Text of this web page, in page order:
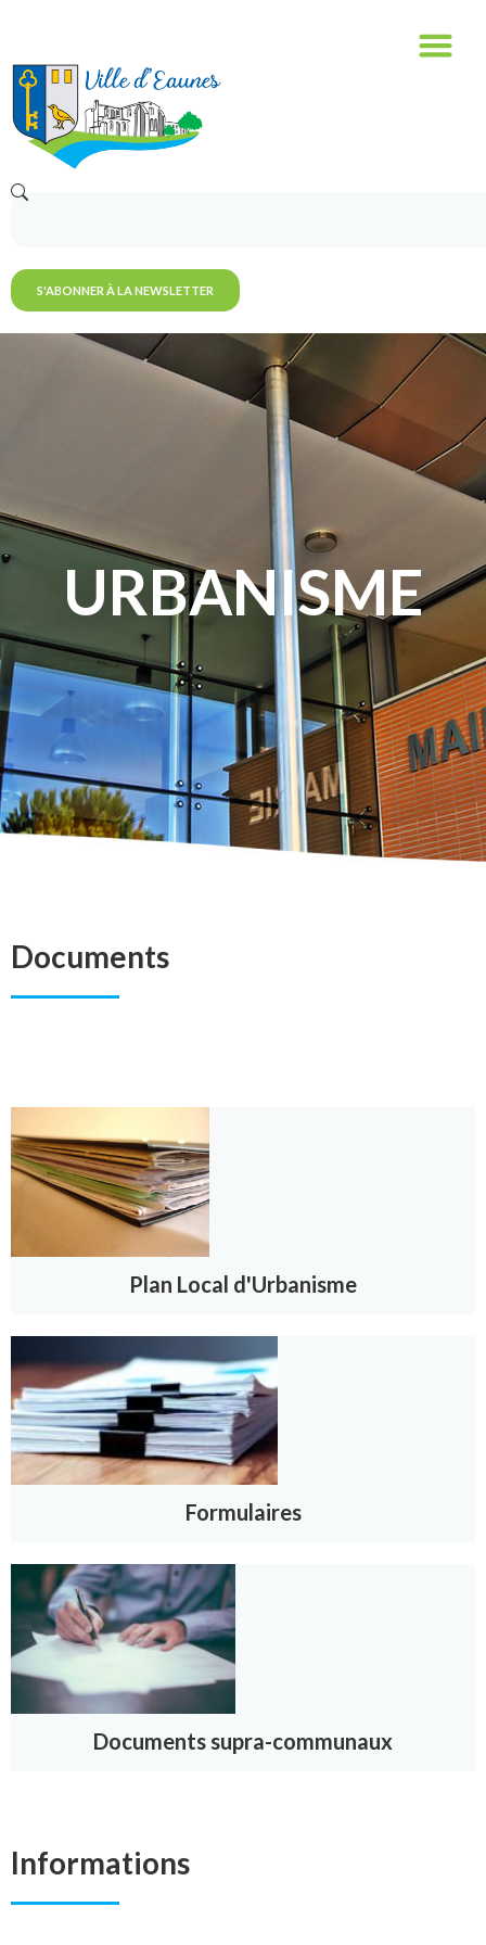
S'ABONNER À LA NEWSLETTER
URBANISME
Documents
Plan Local d'Urbanisme
Formulaires
Documents supra-communaux
Informations